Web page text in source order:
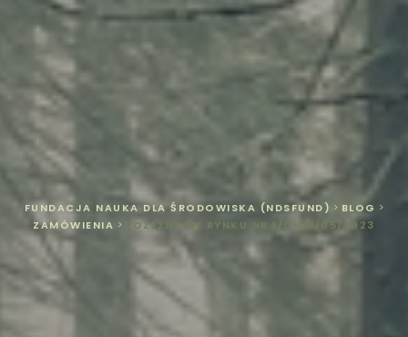
FUNDACJA NAUKA DLA ŚRODOWISKA (NDSFUND) > BLOG >
ZAMÓWIENIA > ROZEZNANIE RYNKU NR 1/CWM/05/2023